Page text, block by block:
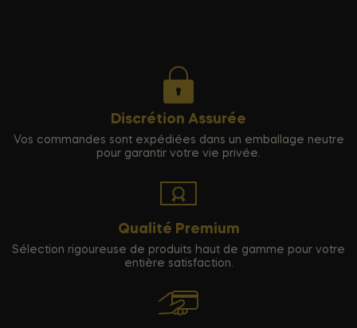
Discrétion Assurée
Vos commandes sont expédiées dans un emballage neutre
pour garantir votre vie privée.
Qualité Premium
Sélection rigoureuse de produits haut de gamme pour votre
entière satisfaction.